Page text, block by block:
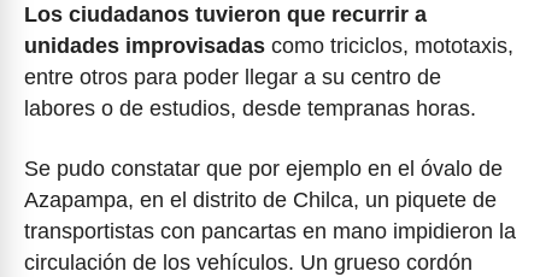
Los ciudadanos tuvieron que recurrir a
unidades improvisadas como triciclos, mototaxis,
entre otros para poder llegar a su centro de
labores o de estudios, desde tempranas horas.
Se pudo constatar que por ejemplo en el óvalo de
Azapampa, en el distrito de Chilca, un piquete de
transportistas con pancartas en mano impidieron la
circulación de los vehículos. Un grueso cordón